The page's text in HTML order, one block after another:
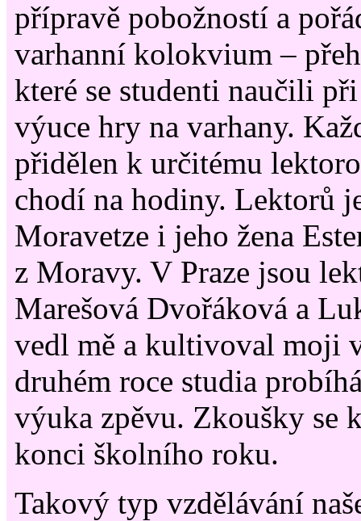
přípravě pobožností a
varhanní kolokvium –
které se studenti naučili
výuce hry na varhany.
přidělen k určitému
chodí na hodiny. Lektorů
Moravetze i jeho žena
z Moravy. V Praze jsou
Marešová Dvořáková a
vedl mě a kultivoval moji
druhém roce studia
výuka zpěvu. Zkoušky se
konci školního roku.
Takový typ vzdělávání